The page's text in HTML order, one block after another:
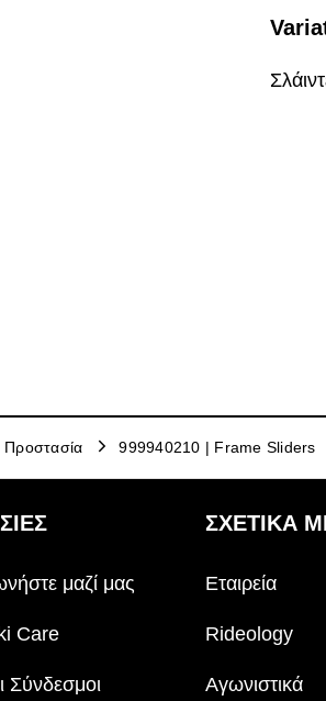
Προστασία 999940210 | Frame Sliders
μαζί μας
Care
Σύνδεσμοι
ΣΧΕΤΙΚΆ
Εταιρεία
Rideology
Αγωνιστικά